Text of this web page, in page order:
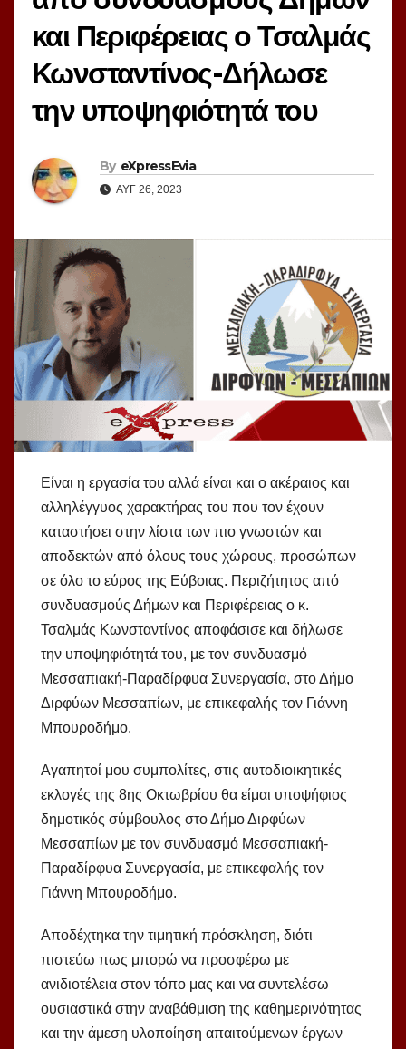
και Περιφέρειας ο Τσαλμάς
Κωνσταντίνος-Δήλωσε
την υποψηφιότητά του
By eXpressEvia
ΑΥΓ 26, 2023
Είναι η εργασία του αλλά είναι και ο ακέραιος και
αλληλέγγυος χαρακτήρας του που τον έχουν
καταστήσει στην λίστα των πιο γνωστών και
αποδεκτών από όλους τους χώρους, προσώπων
σε όλο το εύρος της Εύβοιας. Περιζήτητος από
συνδυασμούς Δήμων και Περιφέρειας ο κ.
Τσαλμάς Κωνσταντίνος αποφάσισε και δήλωσε
την υποψηφιότητά του, με τον συνδυασμό
Μεσσαπιακή-Παραδίρφυα Συνεργασία, στο Δήμο
Διρφύων Μεσσαπίων, με επικεφαλής τον Γιάννη
Μπουροδήμο.
Αγαπητοί μου συμπολίτες, στις αυτοδιοικητικές
εκλογές της 8ης Οκτωβρίου θα είμαι υποψήφιος
δημοτικός σύμβουλος στο Δήμο Διρφύων
Μεσσαπίων με τον συνδυασμό Μεσσαπιακή-
Παραδίρφυα Συνεργασία, με επικεφαλής τον
Γιάννη Μπουροδήμο.
Αποδέχτηκα την τιμητική πρόσκληση, διότι
πιστεύω πως μπορώ να προσφέρω με
ανιδιοτέλεια στον τόπο μας και να συντελέσω
ουσιαστικά στην αναβάθμιση της καθημερινότητας
και την άμεση υλοποίηση απαιτούμενων έργων